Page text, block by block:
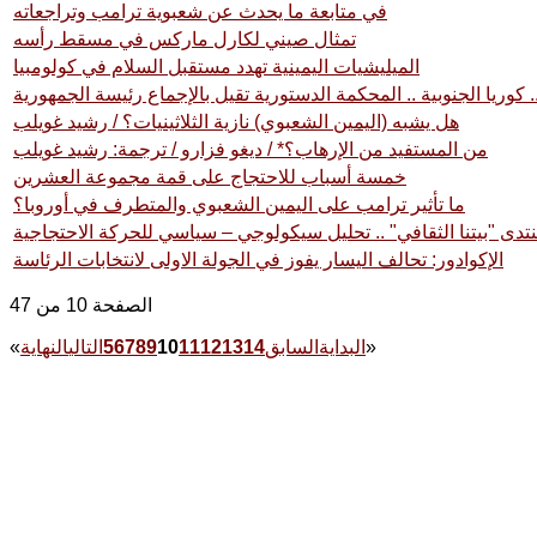
في متابعة ما يحدث عن شعبوية ترامب وتراجعاته
تمثال صيني لكارل ماركس في مسقط رأسه
الميليشيات اليمينية تهدد مستقبل السلام في كولومبيا
الجنوبية .. المحكمة الدستورية تقيل بالإجماع رئيسة الجمهورية
هل يشبه (اليمين الشعبوي) نازية الثلاثينيات؟ / رشيد غويلب
من المستفيد من الإرهاب؟* / ديغو فزارو / ترجمة: رشيد غويلب
خمسة أسباب للاحتجاج على قمة مجموعة العشرين
ما تأثير ترامب على اليمين الشعبوي والمتطرف في أوروبا؟
"بيتنا الثقافي" .. تحليل سيكولوجي – سياسي للحركة الاحتجاجية
الإكوادور: تحالف اليسار يفوز في الجولة الاولى لانتخابات الرئاسة
الصفحة 10 من 47
« البداية السابق 567891011121314 التاليالنهاية »